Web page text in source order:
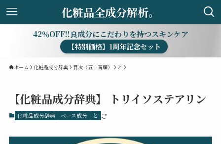
化粧品全成分解析。
42％OFF!!良成分にこだわりを持つスキンケア
【特別価格】1周年記念セット
ホーム 化粧品成分辞典 目次（五十音順） と
【化粧品成分辞典】 トリイソステアリン
化粧品成分辞典 ベース成分 と